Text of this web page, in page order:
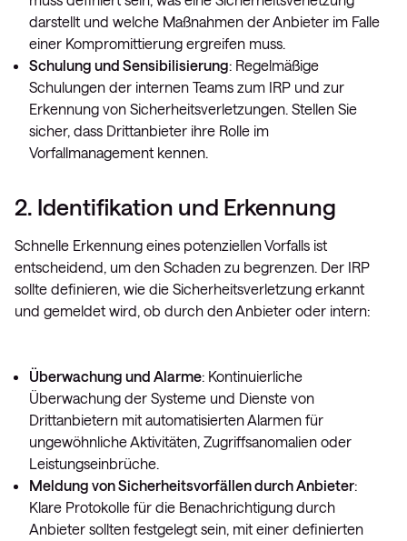
darstellt und welche Maßnahmen der Anbieter im Falle
einer Kompromittierung ergreifen muss.
Schulung und Sensibilisierung: Regelmäßige
Schulungen der internen Teams zum IRP und zur
Erkennung von Sicherheitsverletzungen. Stellen Sie
sicher, dass Drittanbieter ihre Rolle im
Vorfallmanagement kennen.
2. Identifikation und Erkennung
Schnelle Erkennung eines potenziellen Vorfalls ist
entscheidend, um den Schaden zu begrenzen. Der IRP
sollte definieren, wie die Sicherheitsverletzung erkannt
und gemeldet wird, ob durch den Anbieter oder intern:
Überwachung und Alarme: Kontinuierliche
Überwachung der Systeme und Dienste von
Drittanbietern mit automatisierten Alarmen für
ungewöhnliche Aktivitäten, Zugriffsanomalien oder
Leistungseinbrüche.
Meldung von Sicherheitsvorfällen durch Anbieter:
Klare Protokolle für die Benachrichtigung durch
Anbieter sollten festgelegt sein, mit einer definierten